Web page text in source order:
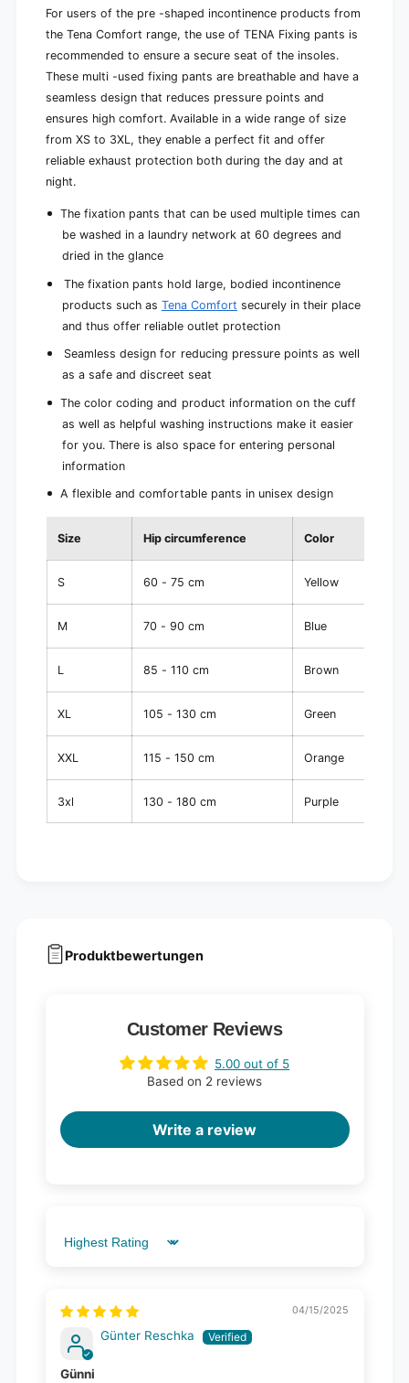
For users of the pre -shaped incontinence products from
the Tena Comfort range, the use of TENA Fixing pants is
recommended to ensure a secure seat of the insoles.
These multi -used fixing pants are breathable and have a
seamless design that reduces pressure points and
ensures high comfort. Available in a wide range of size
from XS to 3XL, they enable a perfect fit and offer
reliable exhaust protection both during the day and at
night.
The fixation pants that can be used multiple times can
be washed in a laundry network at 60 degrees and
dried in the glance
The fixation pants hold large, bodied incontinence
products such as Tena Comfort securely in their place
and thus offer reliable outlet protection
Seamless design for reducing pressure points as well
as a safe and discreet seat
The color coding and product information on the cuff
as well as helpful washing instructions make it easier
for you. There is also space for entering personal
information
A flexible and comfortable pants in unisex design
Size Hip circumference Color
S 60 - 75 cm Yellow
M 70 - 90 cm Blue
L 85 - 110 cm Brown
XL 105 - 130 cm Green
XXL 115 - 150 cm Orange
3xl 130 - 180 cm Purple
Produktbewertungen
Customer Reviews
5.00 out of 5
Based on 2 reviews
Write a review
Sort by
04/15/2025
Günter Reschka
Günni